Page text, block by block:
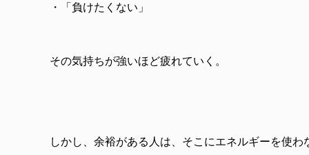
・「負けたくない」
その気持ちが強いほど疲れていく。
しかし、余裕がある人は、そこにエネルギーを使わ